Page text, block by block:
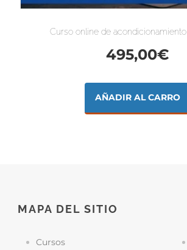
Curso online de
495,00€
AÑADIR AL CARRO
MAPA DEL SITIO
Cursos